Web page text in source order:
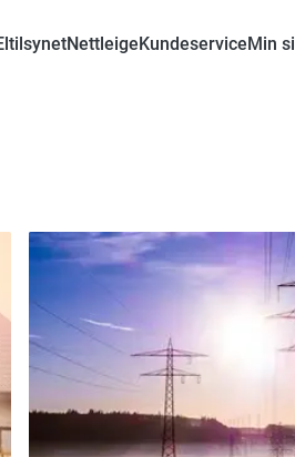
NettleigeKundeserviceMin